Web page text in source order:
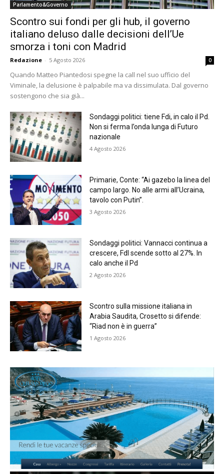
Parlamento&Governo
Scontro sui fondi per gli hub, il governo
italiano deluso dalle decisioni dell’Ue
smorza i toni con Madrid
Redazione - 5 Agosto 2026 0
Quando Matteo Piantedosi spegne la call nel suo ufficio del
Viminale, la delusione è palpabile ma va dissimulata. Dal governo
sostengono che sia già...
Sondaggi politici: tiene Fdi, in calo il Pd.
Non si ferma l’onda lunga di Futuro
nazionale
4 Agosto 2026
Primarie, Conte: “Ai gazebo la linea del
campo largo. No alle armi all’Ucraina,
tavolo con Putin”.
3 Agosto 2026
Sondaggi politici: Vannacci continua a
crescere, FdI scende sotto al 27%. In
calo anche il Pd
2 Agosto 2026
Scontro sulla missione italiana in
Arabia Saudita, Crosetto si difende:
“Riad non è in guerra”
1 Agosto 2026